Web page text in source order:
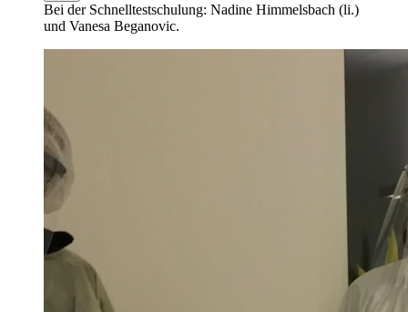
Bei der Schnelltestschulung: Nadine Himmelsbach (li.)
und Vanesa Beganovic.